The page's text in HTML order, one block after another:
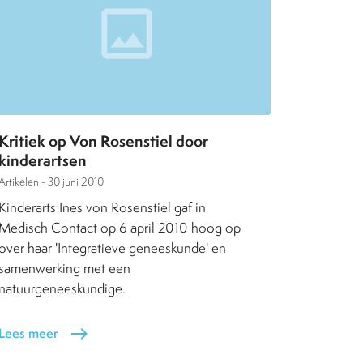
Kritiek op Von Rosenstiel door
kinderartsen
- 30 juni 2010
Kinderarts Ines von Rosenstiel gaf in
Medisch Contact op 6 april 2010 hoog op
haar 'Integratieve geneeskunde' en
met een
natuurgeneeskundige.
Lees meer east